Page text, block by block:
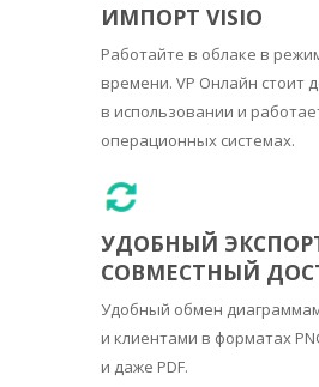
ИМПОРТ VISIO
Работайте в облаке в
времени. VP Онлайн стоит
в использовании и
операционных системах.
УДОБНЫЙ
СОВМЕСТНЫЙ
Удобный обмен
и клиентами в форматах
и даже PDF.